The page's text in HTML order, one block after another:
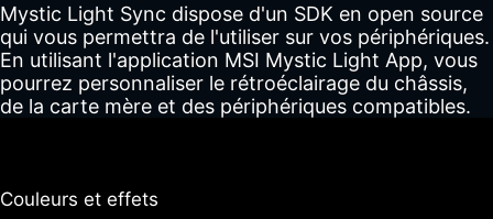
Mystic Light Sync dispose d'un SDK en open source
qui vous permettra de l'utiliser sur vos périphériques.
En utilisant l'application MSI Mystic Light App, vous
pourrez personnaliser le rétroéclairage du châssis,
de la carte mère et des périphériques compatibles.
Couleurs et effets